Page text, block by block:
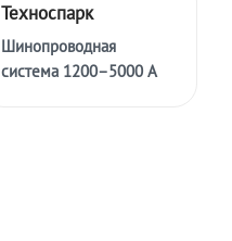
Техноспарк
Шинопроводная
система 1200–5000 А